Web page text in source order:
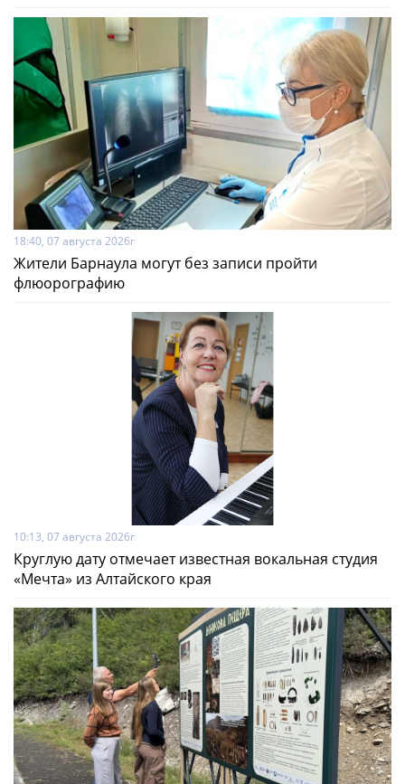
18:40, 07 августа 2026г
Жители Барнаула могут без записи пройти
флюорографию
10:13, 07 августа 2026г
Круглую дату отмечает известная вокальная студия
«Мечта» из Алтайского края